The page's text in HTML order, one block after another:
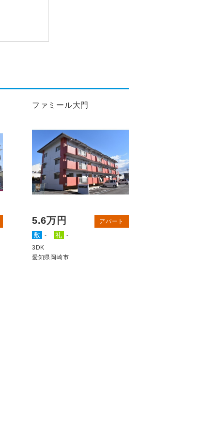
ファミール大門
5.6万円 アパート
敷 - 礼
-
3DK
愛知県岡崎市